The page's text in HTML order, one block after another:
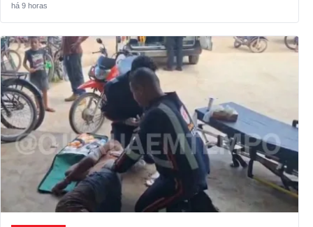
há 9 horas